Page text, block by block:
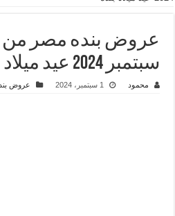
سبتمبر 2024 عيد ميلاد بنده
محمود 1 سبتمبر، 2024 عروض